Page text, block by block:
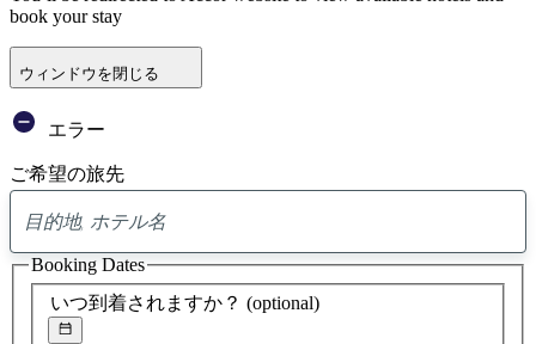
book your stay
ウィンドウを閉じる
エラー
ご希望の旅先
ア
ド
バ
イ
いつ到着されますか？ (optional)
Booking Dates